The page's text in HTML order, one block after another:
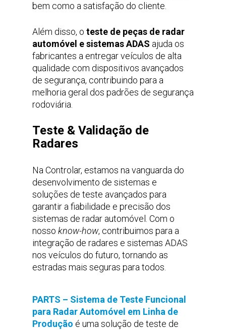
bem como a satisfação do cliente.
Além disso, o teste de peças de radar
automóvel e sistemas ADAS ajuda os
fabricantes a entregar veículos de alta
qualidade com dispositivos avançados
de segurança, contribuindo para a
melhoria geral dos padrões de segurança
rodoviária.
Teste & Validação de
Radares
Na Controlar, estamos na vanguarda do
desenvolvimento de sistemas e
soluções de teste avançados para
garantir a fiabilidade e precisão dos
sistemas de radar automóvel. Com o
nosso know-how, contribuimos para a
integração de radares e sistemas ADAS
nos veículos do futuro, tornando as
estradas mais seguras para todos.
PARTS – Sistema de Teste Funcional
para Radar Automóvel em Linha de
Produção é uma solução de teste de